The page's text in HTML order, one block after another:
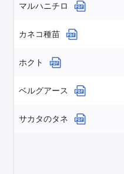
マルハニチロ
カネコ種苗
ホクト
ベルグアース
サカタのタネ